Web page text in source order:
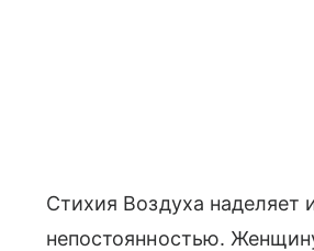
Стихия Воздуха
непостоянностью.